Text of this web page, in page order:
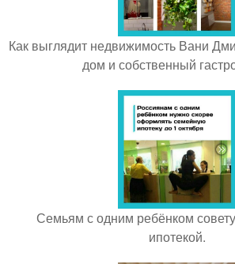
Как выглядит недвижимость Вани
дом и собственный
Семьям с одним ребёнком
ипотекой.